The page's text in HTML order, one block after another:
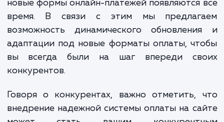
клиентов. Будь то банковские
электронные кошельки или другие
онлайн-платежей - наша услуга
бесперебойное функционирование.
возможность динамического
Мы понимаем, что рынок постоянно